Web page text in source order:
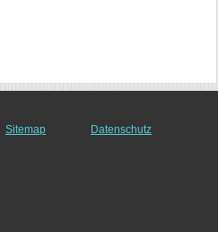
Sitemap Datenschutz